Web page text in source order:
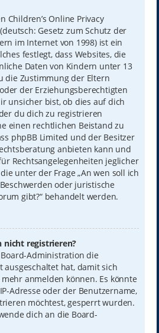
Children’s Online Privacy
Gesetz zum Schutz der
im Internet von 1998) ist ein
festlegt, dass Websites, die
Daten von Kindern unter 13
die Zustimmung der Eltern
der Erziehungsberechtigten
unsicher bist, ob dies auf dich
du dich zu registrieren
einen rechtlichen Beistand zu
phpBB Limited und der Besitzer
anbieten kann und
Rechtsangelegenheiten jeglicher
unter der Frage „An wen soll ich
oder juristische
gibt?“ behandelt werden.
nicht registrieren?
Administration die
ausgeschaltet hat, damit sich
anmelden können. Es könnte
Adresse oder der Benutzername,
möchtest, gesperrt wurden.
dich an die Board-